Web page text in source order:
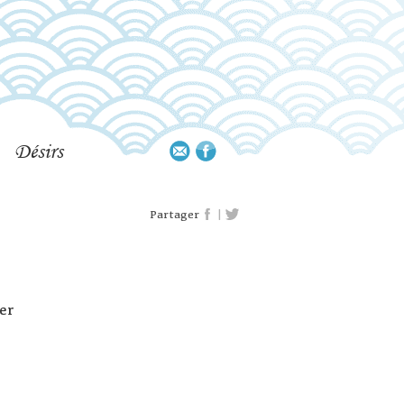
Désirs
Partager |